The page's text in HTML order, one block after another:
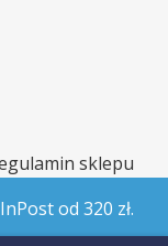
od 320 zł.
sklepu